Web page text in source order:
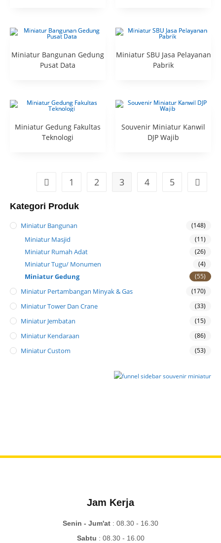
Miniatur Bangunan Gedung
Pusat Data
Miniatur SBU Jasa Pelayanan
Pabrik
Miniatur Gedung Fakultas
Teknologi
Souvenir Miniatur Kanwil
DJP Wajib
1 2 3 4 5
Kategori Produk
Miniatur Bangunan (148)
Miniatur Masjid (11)
Miniatur Rumah Adat (26)
Miniatur Tugu/ Monumen (4)
Miniatur Gedung (55)
Miniatur Pertambangan Minyak & Gas (170)
Miniatur Tower Dan Crane (33)
Miniatur Jembatan (15)
Miniatur Kendaraan (86)
Miniatur Custom (53)
Jam Kerja
Senin - Jum'at : 08.30 - 16.30
Sabtu : 08.30 - 16.00